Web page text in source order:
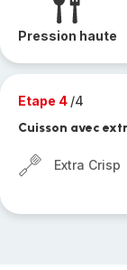
Pression haute
Etape 4 /4
Cuisson avec
Extra Crisp